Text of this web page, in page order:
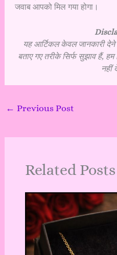
जवाब आपको मिल गया होगा।
यह आर्टिकल केवल जानकारी
बताए गए तरीके सिर्फ सुझाव हैं, हम
नहीं
← Previous Post
Related Posts